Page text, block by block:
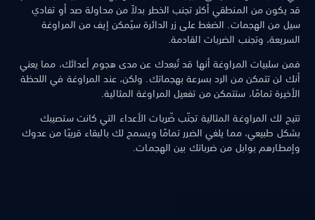
قد يكون من المنطقي أكثر تجنب الخطر بدلاً من محاولة صد أو تفادي
سيل من الهجمات. الضغط على زر الدائرة سيُمكن إيف من المراوغة
السريعة، وتجنب الضربات القادمة.
فمن سلبيات المراوغة أنها قد تُبعدك عن مدى هجوم أعدائك، مما يعني
أنك لن تتمكن من الرد بسرعة بهجماتك. ولكن، عند المراوغة في اللحظة
الأخيرة تمامًا، ستتمكن من تفعيل المراوغة المثالية.
تتيح لك المراوغة المثالية تجنّب ضّربات الأعداء التي كانت ستصيبك
بشكل طبيعي، مما يلغي الضرر تمامًا ويسمح لك بالبقاء قريبًا من عدوك
وإمطارهم بوابل من ضرباتك بين الهجمات.